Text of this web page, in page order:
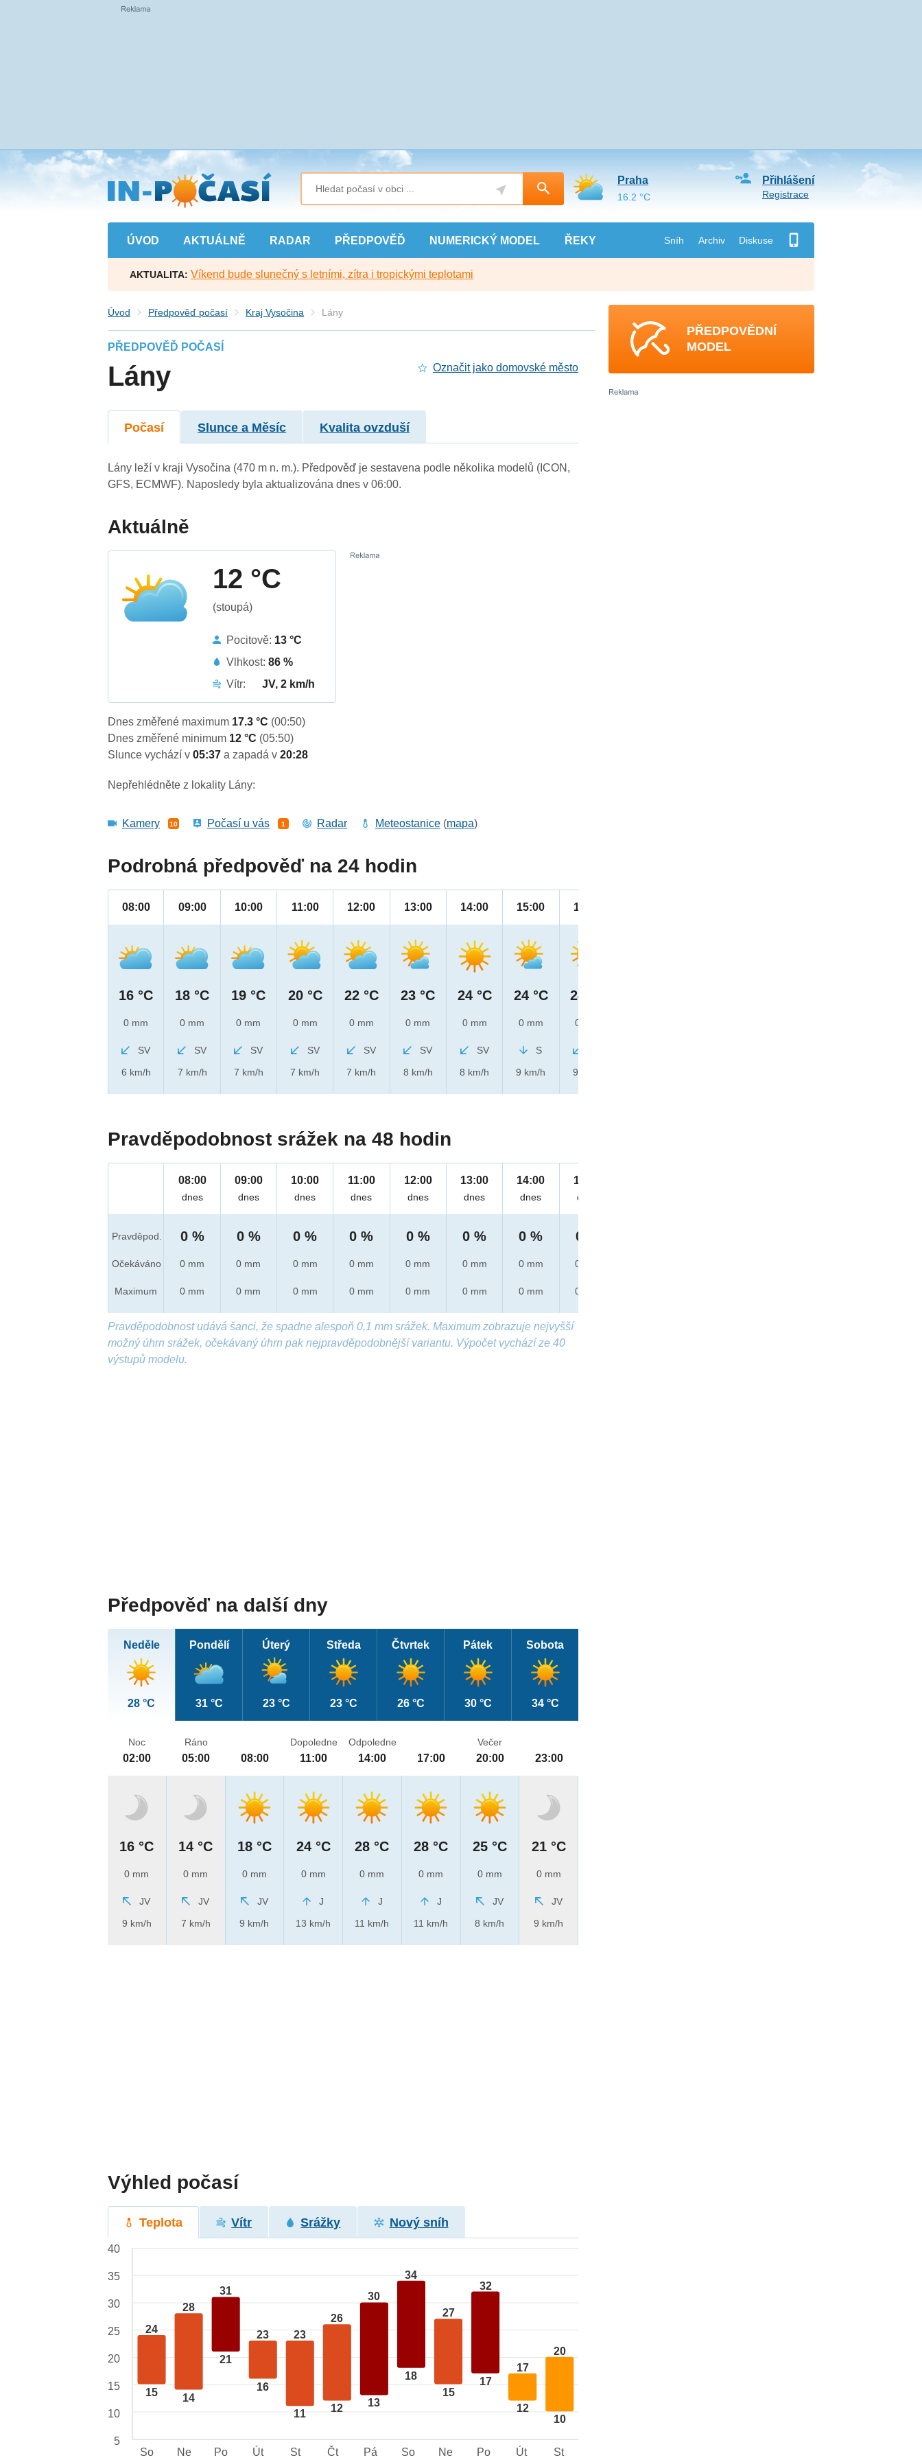
Přejít
na
hlavní
obsah
ÚVOD AKTUÁLNĚ RADAR PŘEDPOVĚĎ NUMERICKÝ MODEL ŘEKY Sníh Archiv Diskuse
Přihlášení
Registrace
Praha
16.2 °C
AKTUALITA: Víkend bude slunečný s letními, zítra i tropickými teplotami
Úvod Předpověď počasí Kraj Vysočina Lány
PŘEDPOVĚĎ POČASÍ
Lány Označit jako domovské město
Počasí Slunce a Měsíc Kvalita ovzduší
Lány leží v kraji Vysočina (470 m n. m.). Předpověď je sestavena podle několika modelů (ICON,
GFS, ECMWF). Naposledy byla aktualizována dnes v 06:00.
Aktuálně
12 °C
(stoupá)
Pocitově: 13 °C
Vlhkost:86 %
Vítr:
JV, 2 km/h
Dnes změřené maximum 17.3 °C (00:50)
Dnes změřené minimum 12 °C (05:50)
Slunce vychází v05:37a zapadá v20:28
Nepřehlédněte z lokality Lány:
Kamery 10 Počasí u vás 1 Radar Meteostanice (mapa)
Podrobná předpověď na 24 hodin
08:00
16 °C
0 mm
SV
6 km/h
09:00
18 °C
0 mm
SV
7 km/h
10:00
19 °C
0 mm
SV
7 km/h
11:00
20 °C
0 mm
SV
7 km/h
12:00
22 °C
0 mm
SV
7 km/h
13:00
23 °C
0 mm
SV
8 km/h
14:00
24 °C
0 mm
SV
8 km/h
15:00
24 °C
0 mm
S
9 km/h
16:00
24 °C
0 mm
9 km/h
Pravděpodobnost srážek na 48 hodin
Pravděpod.
Očekáváno
Maximum
08:00
dnes
0 %
0 mm
0 mm
09:00
dnes
0 %
0 mm
0 mm
10:00
dnes
0 %
0 mm
0 mm
11:00
dnes
0 %
0 mm
0 mm
12:00
dnes
0 %
0 mm
0 mm
13:00
dnes
0 %
0 mm
0 mm
14:00
dnes
0 %
0 mm
0 mm
15:00
dnes
0 %
0 mm
0 mm
Pravděpodobnost udává šanci, že spadne alespoň 0,1 mm srážek. Maximum zobrazuje nejvyšší
možný úhrn srážek, očekávaný úhrn pak nejpravděpodobnější variantu. Výpočet vychází ze 40
výstupů modelu.
Předpověď na další dny
Neděle
28 °C
Pondělí
31 °C
Úterý
23 °C
Středa
23 °C
Čtvrtek
26 °C
Pátek
30 °C
Sobota
34 °C
Noc
02:00
16 °C
0 mm
JV
9 km/h
Ráno
05:00
14 °C
0 mm
JV
7 km/h
08:00
18 °C
0 mm
JV
9 km/h
Dopoledne
11:00
24 °C
0 mm
J
13 km/h
Odpoledne
14:00
28 °C
0 mm
J
11 km/h
17:00
28 °C
0 mm
J
11 km/h
Večer
20:00
25 °C
0 mm
JV
8 km/h
23:00
21 °C
0 mm
JV
9 km/h
Výhled počasí
Teplota Vítr Srážky Nový sníh
24
15
28
14
31
21
23
16
23
11
26
12
30
13
34
18
27
15
32
17
17
12
20
10
40
35
30
25
20
15
10
5
So
Ne Po Út St Čt Pá So Ne Po Út St
PŘEDPOVĚDNÍ
MODEL